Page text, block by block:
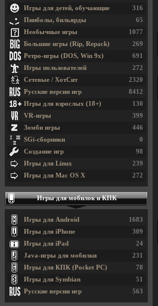
316
Игры для детей, обучающие
65
Пинболы, бильярды
1077
Необычные игры
269
Большие игры (Rip, Repack)
691
Ретро-игры (DOS, Win 9x)
272
Игры пользователей
2320
Сетевые / ХотСит
8412
Русские версии игр
130
Игры для взрослых (18+)
399
VR-игры
446
Зомби игры
0
SGi-сборники
98
Создание игр
239
Игры для Linux
272
Игры для Mac OS X
Игры для мобилок и КПК
1683
Игры для Android
309
Игры для iPhone
24
Игры для iPad
231
Java-игры для мобилки
78
Игры для КПК (Pocket PC)
51
Игры для Symbian
563
Русские версии игр